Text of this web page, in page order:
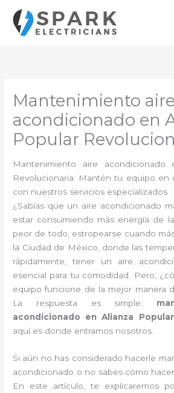
contenido
Mantenimiento aire
acondicionado en
Popular
Mantenimiento aire acondicionado
Revolucionaria: Mantén tu equipo en
con nuestros servicios especializados
¿Sabías que un aire acondicionado
estar consumiendo más energía de
peor de todo, estropearse cuando
la Ciudad de México, donde las
rápidamente, tener un aire
esencial para tu comodidad. Pero,
equipo funcione de la mejor manera
La respuesta es simple:
acondicionado en Alianza
aquí es donde entramos nosotros.
Si aún no has considerado hacerle
acondicionado o no sabes cómo
En este artículo, te explicaremos